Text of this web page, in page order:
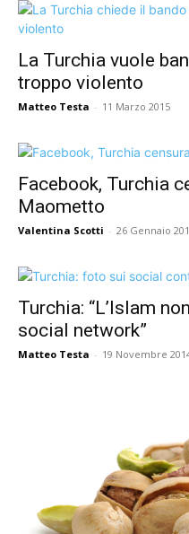
La Turchia vuole
troppo violento
Matteo Testa - 11 Marzo 2015
Facebook, Turchia
Maometto
Valentina Scotti - 26 Gennaio
Turchia: “L’Islam
social network”
Matteo Testa - 19 Novembre